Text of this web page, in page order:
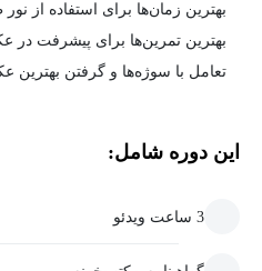
بهترین زمان‌ها برای استفاده از
بهترین تمرین‌ها برای پیشرفت در
تعامل با سوژه‌ها و گرفتن بهترین
این دوره شامل:
3 ساعت ویدئو